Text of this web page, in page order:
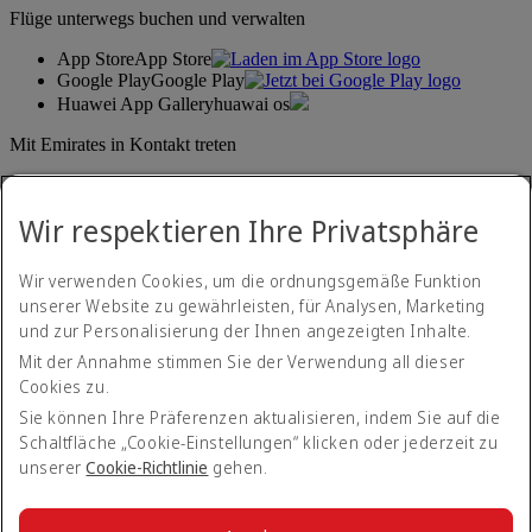
Flüge unterwegs buchen und verwalten
App StoreApp Store
Google PlayGoogle Play
Huawei App Galleryhuawai os
Mit Emirates in Kontakt treten
Erklärung zur Barrierefreiheit
Kontakt
Datenschutzerklärung
Geschäftsbedingungen
Cookie-Richtlinien
Wir respektieren Ihre Privatsphäre
Wir verwenden Cookies, um die ordnungsgemäße Funktion
unserer Website zu gewährleisten, für Analysen, Marketing
und zur Personalisierung der Ihnen angezeigten Inhalte.
Mit der Annahme stimmen Sie der Verwendung all dieser
Cookies zu.
Sie können Ihre Präferenzen aktualisieren, indem Sie auf die
Schaltfläche „Cookie-Einstellungen“ klicken oder jederzeit zu
unsererCookie-Richtlinie gehen.